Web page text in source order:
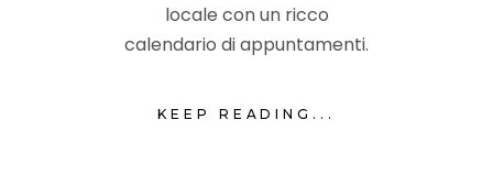
locale con un ricco
calendario di appuntamenti.
KEEP READING...